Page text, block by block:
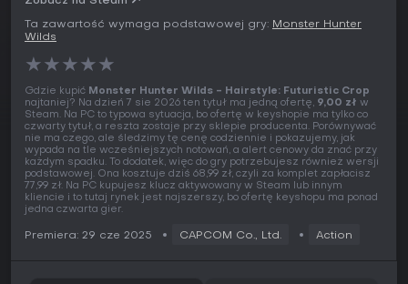
Ta zawartość wymaga podstawowej gry: Monster Hunter
Wilds
★★★★★
Gdzie kupić Monster Hunter Wilds - Hairstyle: Futuristic Crop
najtaniej? Na dzień 7 sie 2026 ten tytuł ma jedną ofertę, 9,00 zł w
Steam. Na PC to typowa sytuacja, bo ofertę w keyshopie ma tylko co
czwarty tytuł, a reszta zostaje przy sklepie producenta. Porównywać
nie ma czego, ale śledzimy tę cenę codziennie i pokazujemy, jak
wypada na tle wcześniejszych notowań, a alert cenowy da znać przy
każdym spadku. To dodatek, więc do gry potrzebujesz również wersji
podstawowej. Ona kosztuje dziś 68,99 zł, czyli za komplet zapłacisz
77,99 zł. Na PC kupujesz klucz aktywowany w Steam lub innym
kliencie i to tutaj rynek jest najszerszy, bo ofertę keyshopu ma ponad
jedna czwarta gier.
Premiera: 29 cze 2025 CAPCOM Co., Ltd. Action